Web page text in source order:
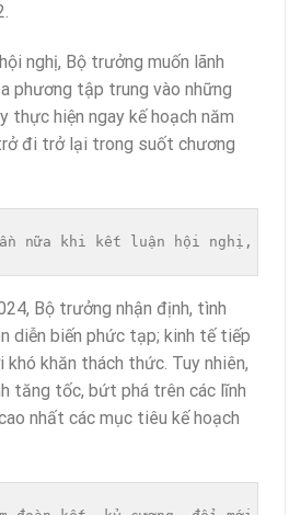
nghị, Bộ trưởng muốn lãnh
phương tập trung vào những
thực hiện ngay kế hoạch năm
đi trở lại trong suốt chương
nữa khi kết luận hội nghị, Bộ
Bộ trưởng nhận định, tình
diễn biến phức tạp; kinh tế tiếp
khăn thách thức. Tuy nhiên,
tăng tốc, bứt phá trên các lĩnh
nhất các mục tiêu kế hoạch